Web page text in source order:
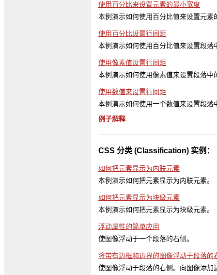
使用百分比来设置元素的最小宽度
本例演示如何使用百分比值来设置元素
使用百分比设置行间距
本例演示如何使用百分比值来设置段落
使用像素值设置行间距
本例演示如何使用像素值来设置段落中
使用数值来设置行间距
本例演示如何使用一个数值来设置段落
例子解释
CSS 分类 (Classification) 实例：
如何把元素显示为内联元素
本例演示如何把元素显示为内联元素。
如何把元素显示为块级元素
本例演示如何把元素显示为块级元素。
浮动属性的简单应用
使图像浮动于一个段落的右侧。
将带有边框和边界的图像浮动于段落的
使图像浮动于段落的右侧。向图像添加